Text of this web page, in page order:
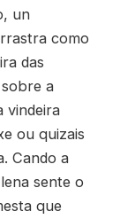
un
como
das
a
vindeira
ou quizais
Cando a
sente o
que